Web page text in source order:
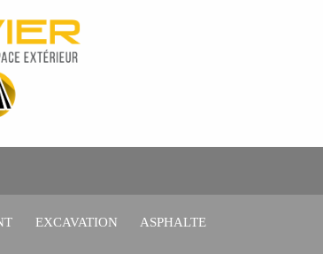
EXCAVATION ASPHALTE